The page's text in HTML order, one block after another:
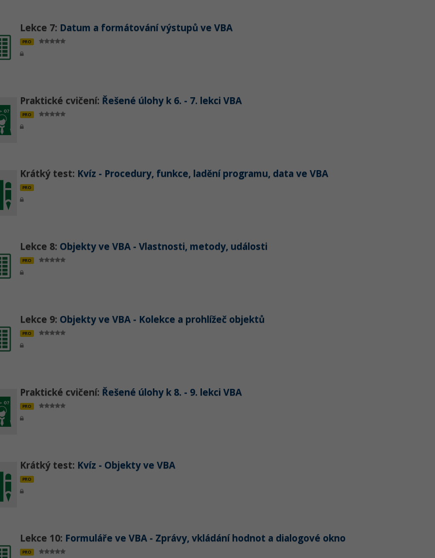
Lekce 7: Datum a formátování výstupů ve VBA
PRO
Praktické cvičení: Řešené úlohy k 6. - 7. lekci VBA
PRO
Krátký test: Kvíz - Procedury, funkce, ladění programu, data ve VBA
PRO
Lekce 8: Objekty ve VBA - Vlastnosti, metody, události
PRO
Lekce 9: Objekty ve VBA - Kolekce a prohlížeč objektů
PRO
Praktické cvičení: Řešené úlohy k 8. - 9. lekci VBA
PRO
Krátký test: Kvíz - Objekty ve VBA
PRO
Lekce 10: Formuláře ve VBA - Zprávy, vkládání hodnot a dialogové okno
PRO